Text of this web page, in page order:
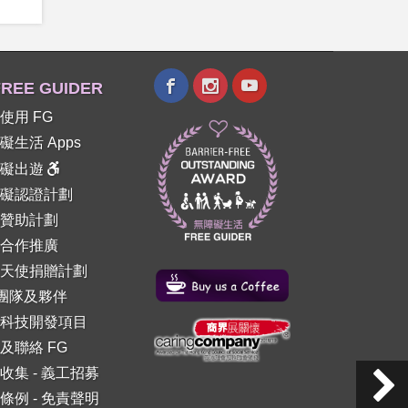
GUIDER
用 FG
生活 Apps
出遊
認證計劃
助計劃
作推廣
使捐贈計劃
隊及夥伴
技開發項目
聯絡 FG
集- 義工招募
例 - 免責聲明